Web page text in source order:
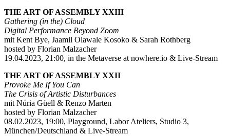
THE ART OF ASSEMBLY XXIII
Gathering (in the) Cloud
Digital Performance Beyond Zoom
mit Kent Bye, Jaamil Olawale Kosoko & Sarah Rothberg
hosted by Florian Malzacher
19.04.2023, 21:00, in the Metaverse at nowhere.io & Live-Stream
THE ART OF ASSEMBLY XXII
Provoke Me If You Can
The Crisis of Artistic Disturbances
mit Núria Güell & Renzo Marten
hosted by Florian Malzacher
08.02.2023, 19:00, Playground, Labor Ateliers, Studio 3,
München/Deutschland & Live-Stream